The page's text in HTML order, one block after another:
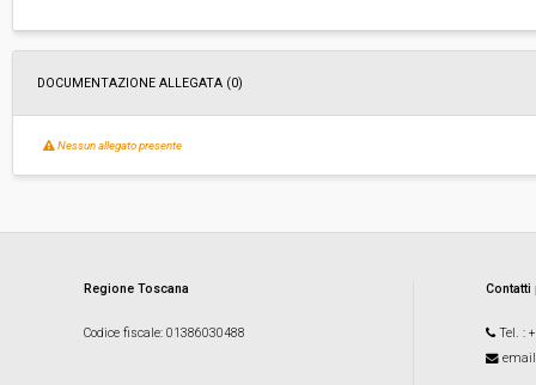
DOCUMENTAZIONE ALLEGATA (0)
Nessun allegato presente
Regione Toscana
Codice fiscale: 01386030488 Tel. :
email